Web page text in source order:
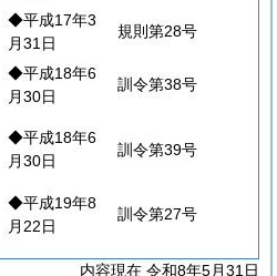
◆平成17年3
月31日
規則第28号
◆平成18年6
月30日
訓令第38号
◆平成18年6
月30日
訓令第39号
◆平成19年8
月22日
訓令第27号
内容現在 令和8年5月31日